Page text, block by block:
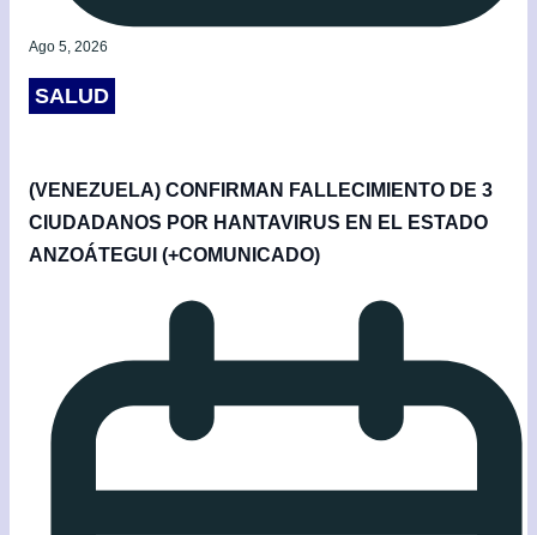
Ago 5, 2026
SALUD
(VENEZUELA) CONFIRMAN FALLECIMIENTO DE 3
CIUDADANOS POR HANTAVIRUS EN EL ESTADO
ANZOÁTEGUI (+COMUNICADO)